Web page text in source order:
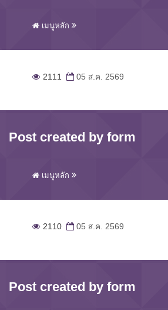
เมนูหลัก
2111 05 ส.ค. 2569
Post created by form
เมนูหลัก
2110 05 ส.ค. 2569
Post created by form